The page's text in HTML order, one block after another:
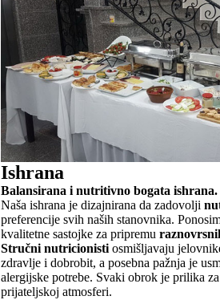
Ishrana
Balansirana i nutritivno bogata ishrana.
Naša ishrana je dizajnirana da zadovolji
preferencije svih naših stanovnika.
kvalitetne sastojke za pripremu
Stručni nutricionisti osmišljavaju
zdravlje i dobrobit, a posebna pažnja je
alergijske potrebe. Svaki obrok je prilika
prijateljskoj atmosferi.